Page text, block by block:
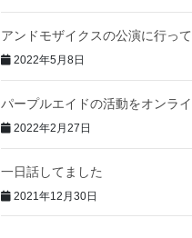
アンドモザイクスの公演に行っ
2022年5月8日
パープルエイドの活動をオンラ
2022年2月27日
一日話してました
2021年12月30日